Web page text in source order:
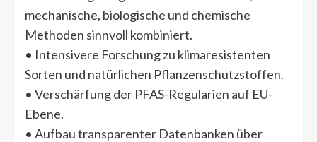
mechanische, biologische und chemische
Methoden sinnvoll kombiniert.
• Intensivere Forschung zu klimaresistenten
Sorten und natürlichen Pflanzenschutzstoffen.
• Verschärfung der PFAS-Regularien auf EU-
Ebene.
• Aufbau transparenter Datenbanken über